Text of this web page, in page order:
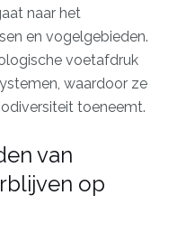
naar het
en vogelgebieden.
voetafdruk
waardoor ze
toeneemt.
van
op